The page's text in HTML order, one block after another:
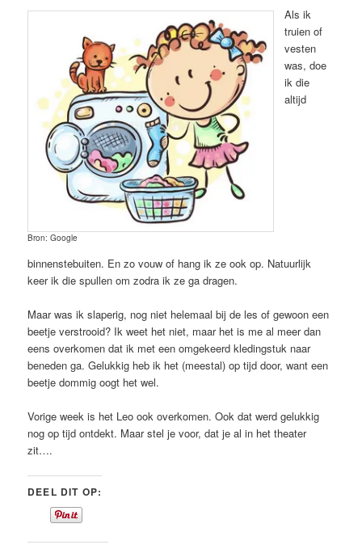
Bron: Google
Als ik
truien of
vesten
was, doe
ik die
altijd
binnenstebuiten. En zo vouw of hang ik ze ook op. Natuurlijk
keer ik die spullen om zodra ik ze ga dragen.
Maar was ik slaperig, nog niet helemaal bij de les of gewoon een
beetje verstrooid? Ik weet het niet, maar het is me al meer dan
eens overkomen dat ik met een omgekeerd kledingstuk naar
beneden ga. Gelukkig heb ik het (meestal) op tijd door, want een
beetje dommig oogt het wel.
Vorige week is het Leo ook overkomen. Ook dat werd gelukkig
nog op tijd ontdekt. Maar stel je voor, dat je al in het theater
zit….
DEEL DIT OP: